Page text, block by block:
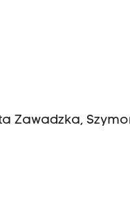
Zawadzka,